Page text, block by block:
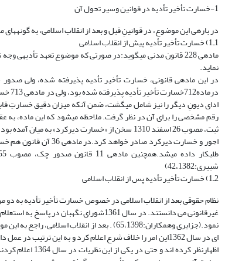
1-خسارت تأخیر تأدیه در قوانین وسیر تحول آن
در باره‏ى این موضوع، در قوانینِ قبل و بعد از انقلاب اسلامى، به
1ـ1) خسارت تأخیر تأدیه پیش از انقلاب اسلامى
نماید.
ثبت، مصوب 26 اسفند 1310 سخن از «خسارت
اجور و خسارت دیرکرد
شبیری:42،1382)
2ـ1) خسارت تأخیر تأدیه پس از انقلاب اسلامى
نمود.(جزایری وهمکاران:65،1398) . بعد از
ای در سال 1362این امر را خلاف شرع اعلام کرد و به این
اظهارنظر